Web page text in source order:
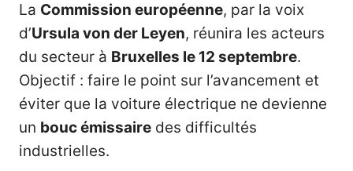
La Commission européenne, par la voix
d’Ursula von der Leyen, réunira les acteurs
du secteur à Bruxelles le 12 septembre.
Objectif : faire le point sur l’avancement et
éviter que la voiture électrique ne devienne
un bouc émissaire des difficultés
industrielles.